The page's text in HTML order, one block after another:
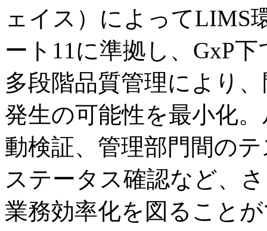
ェイス）によってLIMS
ート11に準拠し、GxP
多段階品質管理により
発生の可能性を最小化
動検証、管理部門間の
ステータス確認など、
業務効率化を図ること